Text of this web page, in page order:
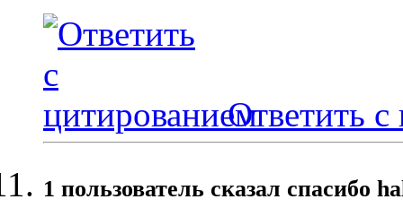
Ответить с
1 пользователь сказал cпасибо